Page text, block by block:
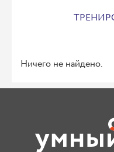
Ничего не найдено.